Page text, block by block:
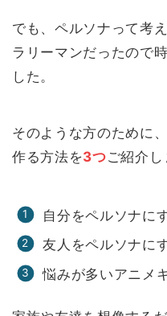
でも、ペルソナって考
ラリーマンだったので
した。
そのような方のために
作る方法を3つご紹介し
自分をペルソナに
友人をペルソナに
悩みが多いアニメ